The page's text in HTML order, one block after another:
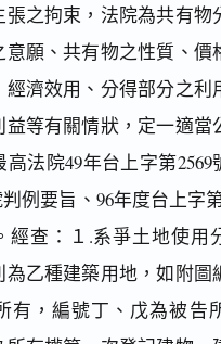
張之拘束，法院為共有物
意願、共有物之性質、價
經濟效用、分得部分之利
益等有關情狀，定一適當
法院49年台上字第2569
判例要旨、96年度台上字
經查：１.系爭土地使用
為乙種建築用地，如附圖
有，編號丁、戊為被告